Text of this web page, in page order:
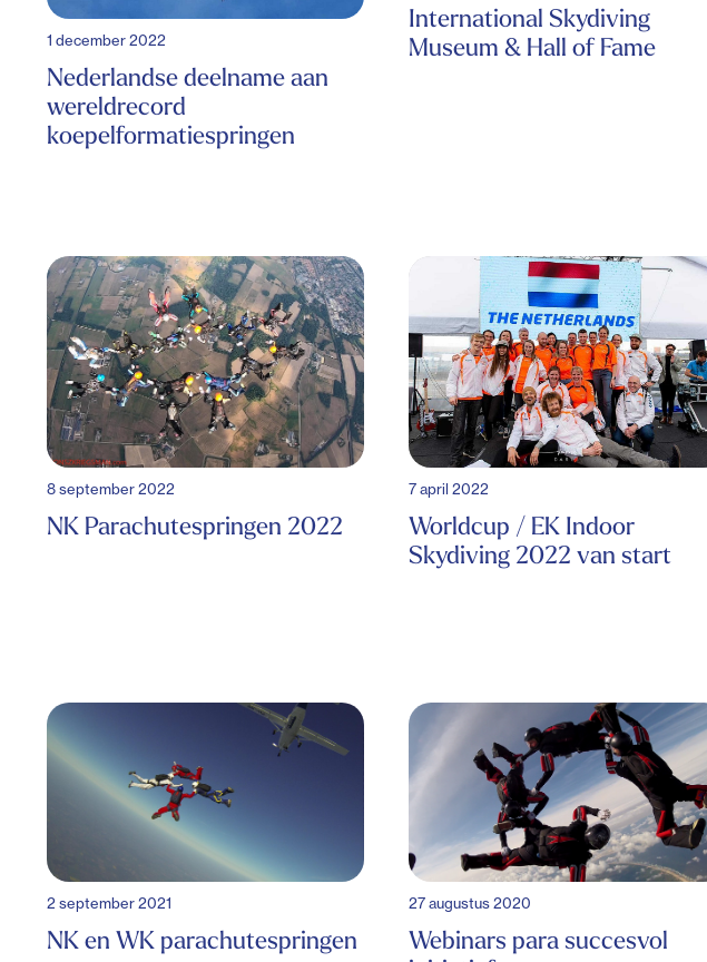
1 december 2022
Nederlandse deelname aan
wereldrecord
koepelformatiespringen
International Skydiving
Museum & Hall of Fame
8 september 2022
NK Parachutespringen 2022
7 april 2022
Worldcup / EK Indoor
Skydiving 2022 van start
2 september 2021
NK en WK parachutespringen
27 augustus 2020
Webinars para succesvol